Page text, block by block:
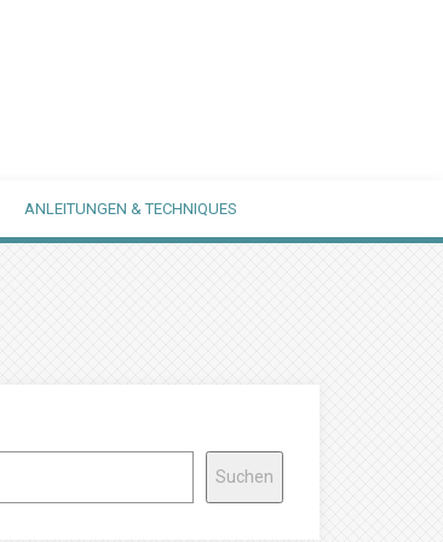
ANLEITUNGEN & TECHNIQUES
Suchen